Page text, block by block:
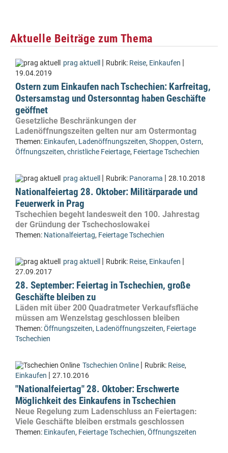
Aktuelle Beiträge zum Thema
prag aktuell | Rubrik: Reise, Einkaufen |
19.04.2019
Ostern zum Einkaufen nach Tschechien: Karfreitag,
Ostersamstag und Ostersonntag haben Geschäfte
geöffnet
Gesetzliche Beschränkungen der
Ladenöffnungszeiten gelten nur am Ostermontag
Themen: Einkaufen, Ladenöffnungszeiten, Shoppen, Ostern,
Öffnungszeiten, christliche Feiertage, Feiertage Tschechien
prag aktuell | Rubrik: Panorama | 28.10.2018
Nationalfeiertag 28. Oktober: Militärparade und
Feuerwerk in Prag
Tschechien begeht landesweit den 100. Jahrestag
der Gründung der Tschechoslowakei
Themen: Nationalfeiertag, Feiertage Tschechien
prag aktuell | Rubrik: Reise, Einkaufen |
27.09.2017
28. September: Feiertag in Tschechien, große
Geschäfte bleiben zu
Läden mit über 200 Quadratmeter Verkaufsfläche
müssen am Wenzelstag geschlossen bleiben
Themen:Öffnungszeiten, Ladenöffnungszeiten, Feiertage
Tschechien
Tschechien Online | Rubrik: Reise,
Einkaufen | 27.10.2016
"Nationalfeiertag" 28. Oktober: Erschwerte
Möglichkeit des Einkaufens in Tschechien
Neue Regelung zum Ladenschluss an Feiertagen:
Viele Geschäfte bleiben erstmals geschlossen
Themen: Einkaufen, Feiertage Tschechien, Öffnungszeiten